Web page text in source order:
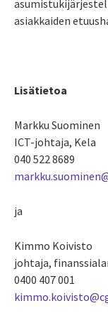
asiakkaiden
Lisätietoa
Markku Suominen
ICT-johtaja, Kela
040 522 8689
ja
Kimmo Koivisto
johtaja,
0400 407 001